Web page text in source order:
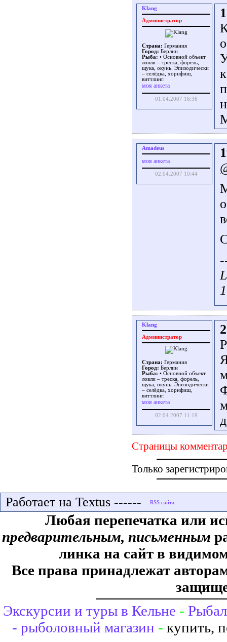
Klang
Администратор
Страна: Германия
Город: Берлин
Рыба: • Основной объект
ловли – треска, форель,
щука, окунь. Эпизодически
– селёдка, хорнфиш,
виттлинг.
моя анкета
01.04.2007 16:36
Amadeus
моя анкета
02.04.2007 10:44
Klang
Администратор
Страна: Германия
Город: Берлин
Рыба: • Основной объект
ловли – треска, форель,
щука, окунь. Эпизодически
– селёдка, хорнфиш,
виттлинг.
моя анкета
02.04.2007 11:19
Страницы
Только
Работает на Textus ------
Любая перепечатка или
предварительным, письменным
линка на сайт в
Все права принадлежат
Экскурсии и туры в Кельне -
- рыболовный магазин - купить,